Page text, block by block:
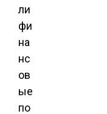
ли
фи
на
нс
ов
ые
по